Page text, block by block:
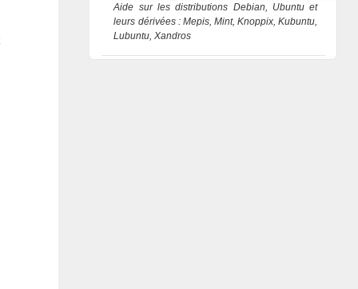
Aide sur les distributions Debian, Ubuntu et
leurs dérivées : Mepis, Mint, Knoppix, Kubuntu,
Lubuntu, Xandros